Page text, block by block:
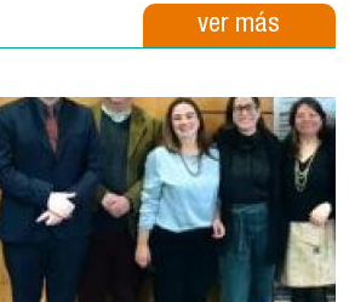
ver más